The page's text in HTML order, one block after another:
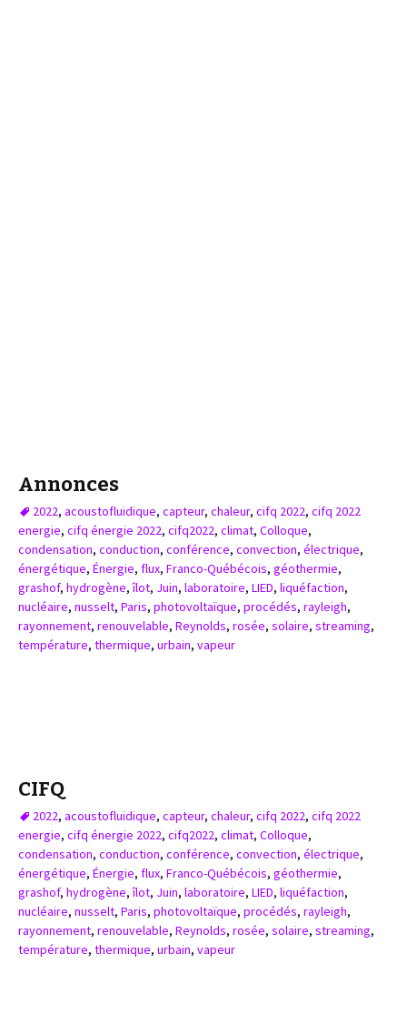
Annonces
2022, acoustofluidique, capteur, chaleur, cifq 2022, cifq 2022
energie, cifq énergie 2022, cifq2022, climat, Colloque,
condensation, conduction, conférence, convection, électrique,
énergétique, Énergie, flux, Franco-Québécois, géothermie,
grashof, hydrogène,îlot, Juin, laboratoire, LIED, liquéfaction,
nucléaire, nusselt, Paris, photovoltaïque, procédés, rayleigh,
rayonnement, renouvelable, Reynolds, rosée, solaire, streaming,
température, thermique, urbain, vapeur
CIFQ
2022, acoustofluidique, capteur, chaleur, cifq 2022, cifq 2022
energie, cifq énergie 2022, cifq2022, climat, Colloque,
condensation, conduction, conférence, convection, électrique,
énergétique, Énergie, flux, Franco-Québécois, géothermie,
grashof, hydrogène,îlot, Juin, laboratoire, LIED, liquéfaction,
nucléaire, nusselt, Paris, photovoltaïque, procédés, rayleigh,
rayonnement, renouvelable, Reynolds, rosée, solaire, streaming,
température, thermique, urbain, vapeur